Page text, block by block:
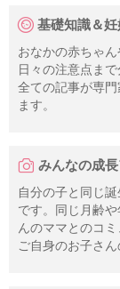
基礎知識＆
おなかの赤ちゃ
日々の注意点ま
全ての記事が専
ます。
みんなの成
自分の子と同じ
です。同じ月齢
んのママとのコ
ご自身のお子さ